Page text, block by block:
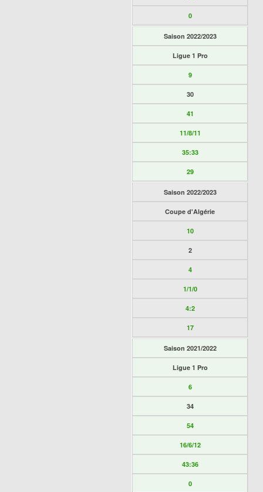
0
Saison 2022/2023
Ligue 1 Pro
9
30
41
11/8/11
35:33
29
Saison 2022/2023
Coupe d'Algérie
10
2
4
1/1/0
4:2
17
Saison 2021/2022
Ligue 1 Pro
6
34
54
16/6/12
43:36
0